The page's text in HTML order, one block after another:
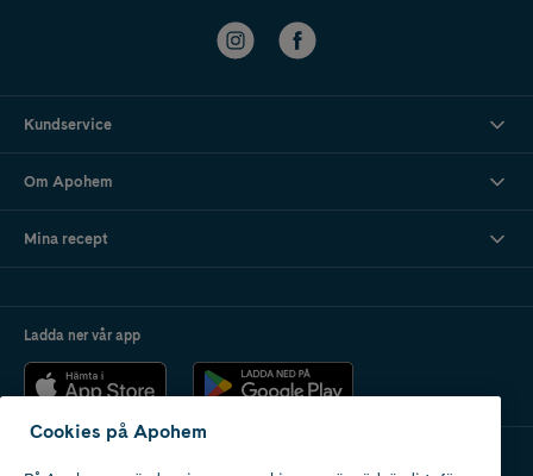
Kundservice
Om Apohem
Mina recept
Ladda ner vår app
Cookies på Apohem